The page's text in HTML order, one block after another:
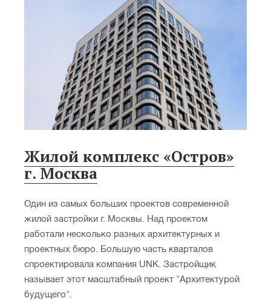
Жилой комплекс «Остров»
г. Москва
Один из самых больших проектов современной
жилой застройки г. Москвы. Над проектом
работали несколько разных архитектурных и
проектных бюро. Большую часть кварталов
спроектировала компания UNK. Застройщик
называет этот масштабный проект "Архитектурой
будущего".